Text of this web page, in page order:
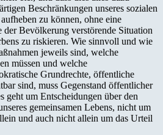
Beschränkungen unseres sozialen
zu können, ohne eine
der Bevölkerung verstörende Situation
zu riskieren. Wie sinnvoll und wie
jeweils sind, welche
müssen und welche
Grundrechte, öffentliche
sind, muss Gegenstand öffentlicher
geht um Entscheidungen über den
gemeinsamen Lebens, nicht um
und auch nicht allein um das Urteil